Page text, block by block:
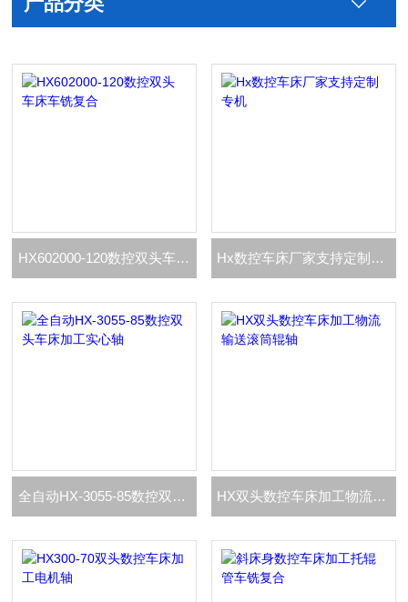
HX602000-120数控双头车床车铣复合 Hx数控车床厂家支持定制专机
全自动HX-3055-85数控双头车床加工实心轴 HX双头数控车床加工物流输送滚筒辊轴